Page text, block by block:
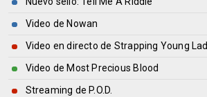
Video de Nowan
Video en directo de Strapping Young Lad
Video de Most Precious Blood
Streaming de P.O.D.